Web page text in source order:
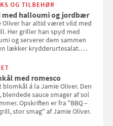
OG TILBEHØR
med halloumi og jordbær
Oliver har altid været vild med
Her griller han spyd med
og serverer dem sammen
lækker krydderurtesalat.
af Jamie Oliver.
med romesco
blomkål á la Jamie Oliver. Den
blendede sauce smager af sol
Opskriften er fra "BBQ –
stor smag" af Jamie Oliver.